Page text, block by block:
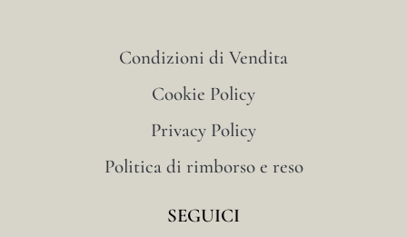
Condizioni di Vendita
Cookie Policy
Privacy Policy
Politica di rimborso e reso
SEGUICI